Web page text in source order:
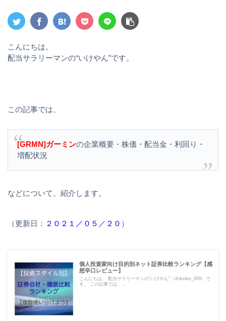
こんにちは。
配当サラリーマンの“いけやん”です。
この記事では、
[GRMN]ガーミンの企業概要・株価・配当金・利回り・
増配状況
などについて、紹介します。
（更新日： ２０２１／０５／２０ ）
個人投資家向け目的別ネット証券比較ランキング【感
想辛口レビュー】
こんにちは。 配当サラリーマンの“いけやん”（＠ikeike_009）で
す。 この記事では、 ...